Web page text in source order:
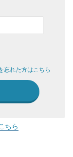
忘れた方はこちら
ちら